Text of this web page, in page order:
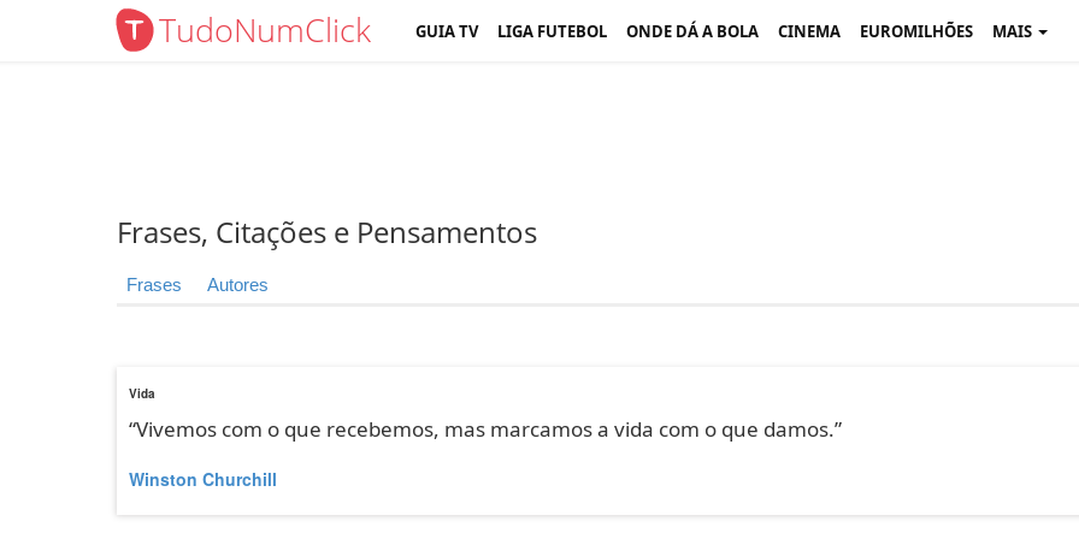
TudoNumClick GUIA TV LIGA FUTEBOL ONDE DÁ A BOLA CINEMA EUROMILHÕES MAIS
Frases, Citações e Pensamentos
Frases Autores
Vida
“Vivemos com o que recebemos, mas marcamos a vida com o que damos.”
Winston Churchill